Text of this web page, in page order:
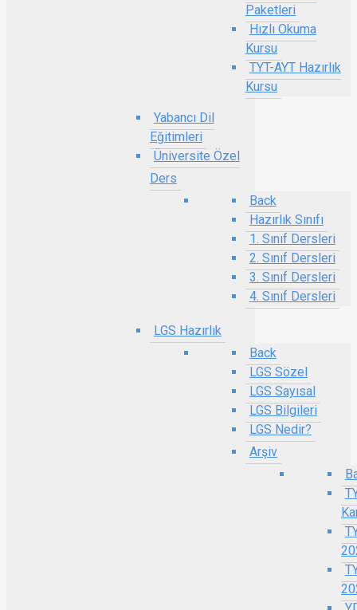
Paketleri
Hızlı Okuma
Kursu
TYT-AYT Hazırlık
Kursu
Yabancı Dil
Eğitimleri
Üniversite Özel
Ders
Back
Hazırlık Sınıfı
1. Sınıf Dersleri
2. Sınıf Dersleri
3. Sınıf Dersleri
4. Sınıf Dersleri
LGS Hazırlık
Back
LGS Sözel
LGS Sayısal
LGS Bilgileri
LGS Nedir?
Arşiv